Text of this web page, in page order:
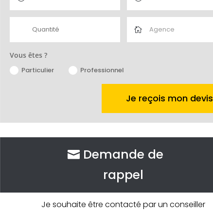
Vous êtes ?
Particulier
Professionnel
Je reçois mon devis
Demande de
rappel
Je souhaite être contacté par un conseiller